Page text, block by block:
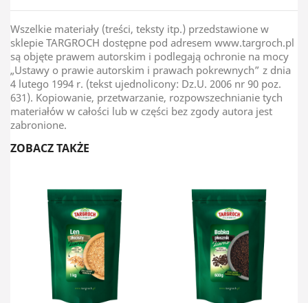
Wszelkie materiały (treści, teksty itp.) przedstawione w
sklepie TARGROCH dostępne pod adresem www.targroch.pl
są objęte prawem autorskim i podlegają ochronie na mocy
„Ustawy o prawie autorskim i prawach pokrewnych” z dnia
4 lutego 1994 r. (tekst ujednolicony: Dz.U. 2006 nr 90 poz.
631). Kopiowanie, przetwarzanie, rozpowszechnianie tych
materiałów w całości lub w części bez zgody autora jest
zabronione.
ZOBACZ TAKŻE